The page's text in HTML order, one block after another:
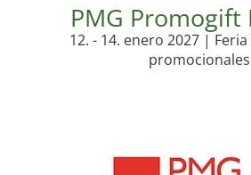
PMG Promogift
12. - 14. enero 2027 |
promocionales
Sectores de proveedor de servicios